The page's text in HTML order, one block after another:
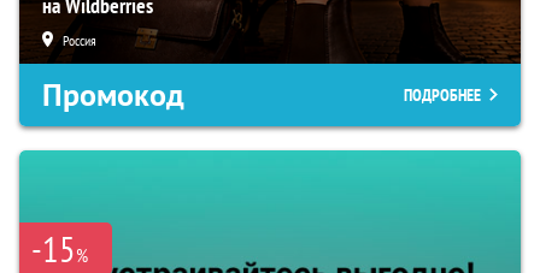
Россия
Промокод ПОДРОБНЕЕ
-15%